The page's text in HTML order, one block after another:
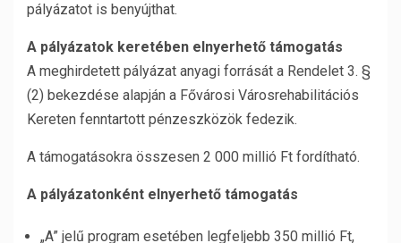
pályázatot is benyújthat.
A pályázatok keretében elnyerhető támogatás
A meghirdetett pályázat anyagi forrását a Rendelet 3. §
(2) bekezdése alapján a Fővárosi Városrehabilitációs
Kereten fenntartott pénzeszközök fedezik.
A támogatásokra összesen 2 000 millió Ft fordítható.
A pályázatonként elnyerhető támogatás
„A” jelű program esetében legfeljebb 350 millió Ft,